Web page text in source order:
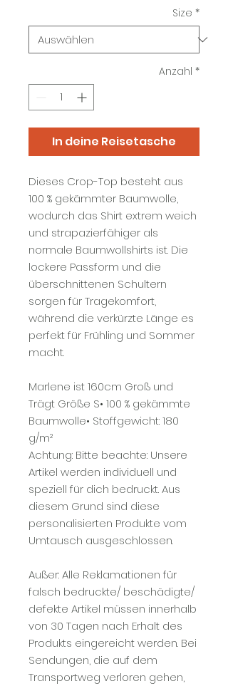
Size *
Anzahl *
In deine Reisetasche
Dieses Crop-Top besteht aus
100 % gekämmter Baumwolle,
wodurch das Shirt extrem weich
und strapazierfähiger als
normale Baumwollshirts ist. Die
lockere Passform und die
überschnittenen Schultern
sorgen für Tragekomfort,
während die verkürzte Länge es
perfekt für Frühling und Sommer
macht.
Marlene ist 160cm Groß und
Trägt Größe S• 100 % gekämmte
Baumwolle• Stoffgewicht: 180
g/m²
Achtung: Bitte beachte: Unsere
Artikel werden individuell und
speziell für dich bedruckt. Aus
diesem Grund sind diese
personalisierten Produkte vom
Umtausch ausgeschlossen.
Außer: Alle Reklamationen für
falsch bedruckte/ beschädigte/
defekte Artikel müssen innerhalb
von 30 Tagen nach Erhalt des
Produkts eingereicht werden. Bei
Sendungen, die auf dem
Transportweg verloren gehen,